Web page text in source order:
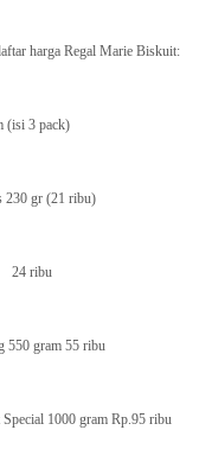
harga Regal Marie Biskuit:
(isi 3 pack)
230 gr (21 ribu)
24 ribu
550 gram 55 ribu
1000 gram Rp.95 ribu